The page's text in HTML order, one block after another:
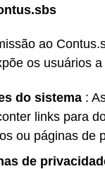
ao
os usuários
do sistema :
links para
ou páginas de
de